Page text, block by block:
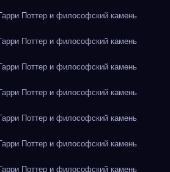
Поттер и философский камень
Поттер и философский камень
Поттер и философский камень
Поттер и философский камень
Поттер и философский камень
Поттер и философский камень
Поттер и философский камень